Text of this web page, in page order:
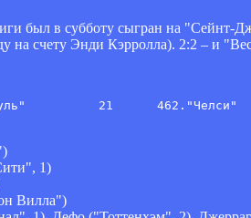
был в субботу сыгран на "Сейнт-
на счету Энди Кэрролла). 2:2 – и
1)
Вилла")